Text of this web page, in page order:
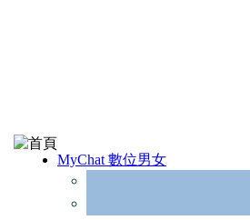
MyChat 數位男女